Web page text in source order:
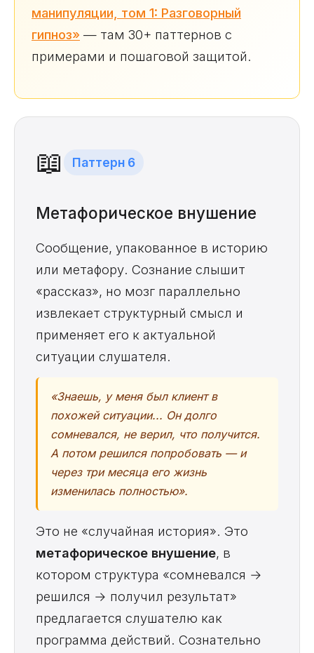
манипуляции, том 1: Разговорный
гипноз» — там 30+ паттернов с
примерами и пошаговой защитой.
📖 Паттерн 6
Метафорическое внушение
Сообщение, упакованное в историю
или метафору. Сознание слышит
«рассказ», но мозг параллельно
извлекает структурный смысл и
применяет его к актуальной
ситуации слушателя.
«Знаешь, у меня был клиент в
похожей ситуации... Он долго
сомневался, не верил, что получится.
А потом решился попробовать — и
через три месяца его жизнь
изменилась полностью».
Это не «случайная история». Это
метафорическое внушение, в
котором структура «сомневался →
решился → получил результат»
предлагается слушателю как
программа действий. Сознательно